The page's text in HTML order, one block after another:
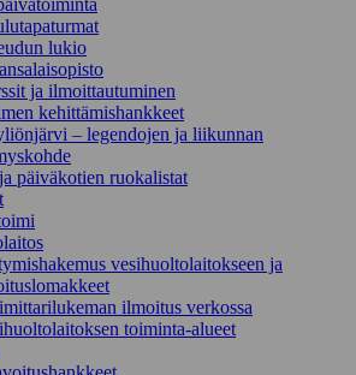
lukio
ja ilmoittautuminen
kehittämishankkeet
– legendojen ja liikunnan
päiväkotien ruokalistat
vesihuoltolaitokseen ja
ilmoitus verkossa
toiminta-alueet